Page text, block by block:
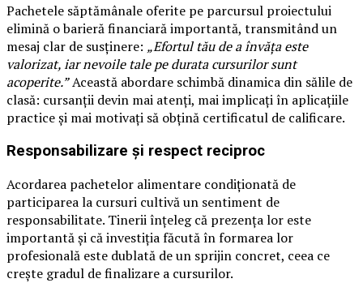
Pachetele săptămânale oferite pe parcursul proiectului
elimină o barieră financiară importantă, transmitând un
mesaj clar de susținere: „Efortul tău de a învăța este
valorizat, iar nevoile tale pe durata cursurilor sunt
acoperite.”Această abordare schimbă dinamica din sălile de
clasă: cursanții devin mai atenți, mai implicați în aplicațiile
practice și mai motivați să obțină certificatul de calificare.
Responsabilizare și respect reciproc
Acordarea pachetelor alimentare condiționată de
participarea la cursuri cultivă un sentiment de
responsabilitate. Tinerii înțeleg că prezența lor este
importantă și că investiția făcută în formarea lor
profesională este dublată de un sprijin concret, ceea ce
crește gradul de finalizare a cursurilor.